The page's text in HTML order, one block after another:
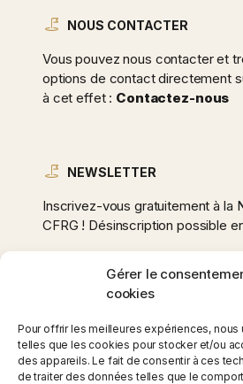
Gérer le
cookies
Pour offrir les meilleures expériences,
telles que les cookies pour stocker et/ou
des appareils. Le fait de consentir à ces
de traiter des données telles que le
NOUS CONTACTER
Vous pouvez nous contacter et
options de contact directement
à cet effet : Contactez-nous
NEWSLETTER
Inscrivez-vous gratuitement à la
CFRG ! Désinscription possible
e-
mail
*